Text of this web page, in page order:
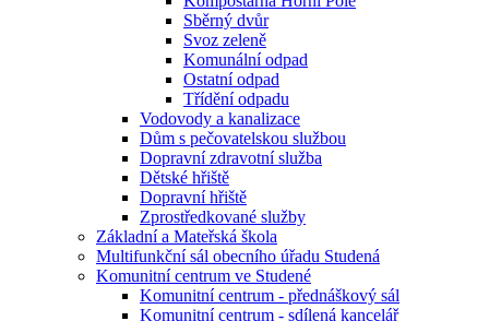
Sběrný dvůr
Svoz zeleně
Komunální odpad
Ostatní odpad
Třídění odpadu
Vodovody a kanalizace
Dům s pečovatelskou službou
Dopravní zdravotní služba
Dětské hřiště
Dopravní hřiště
Zprostředkované služby
Základní a Mateřská škola
Multifunkční sál obecního úřadu Studená
Komunitní centrum ve Studené
Komunitní centrum - přednáškový sál
Komunitní centrum - sdílená kancelář